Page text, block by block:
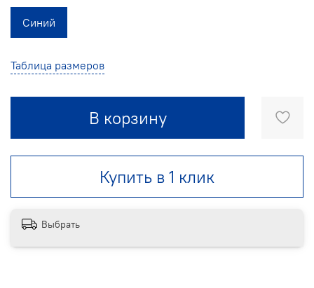
Таблица размеров
В корзину
Купить в 1 клик
Синий
Выбрать